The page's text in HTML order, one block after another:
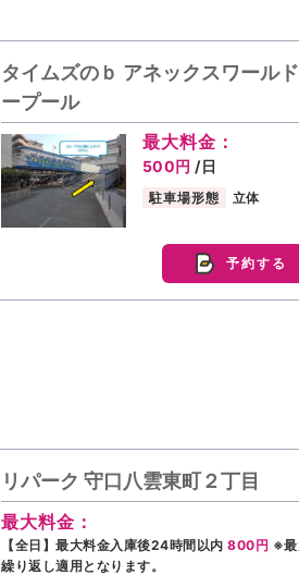
タイムズのｂ アネックスワール
ープール
最大料金：
500円 /日
駐車場形態 立体
予約する
リパーク 守口八雲東町２丁目
最大料金：
【全日】最大料金入庫後24時間以内 800円 ※最
繰り返し適用となります。